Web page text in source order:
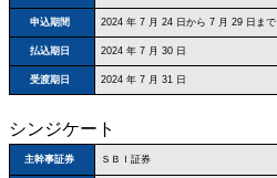
申込期間 2024 年 7 月 24 日から 7 月 29 日まで
払込期日 2024 年 7 月 30 日
受渡期日 2024 年 7 月 31 日
シンジケート
主幹事証券 ＳＢＩ証券